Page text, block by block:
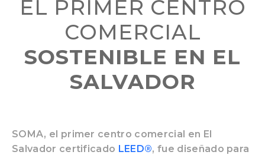
EL PRIMER CENTRO
COMERCIAL
SOSTENIBLE EN EL
SALVADOR
SOMA, el primer centro comercial en El
Salvador certificado LEED®, fue diseñado para